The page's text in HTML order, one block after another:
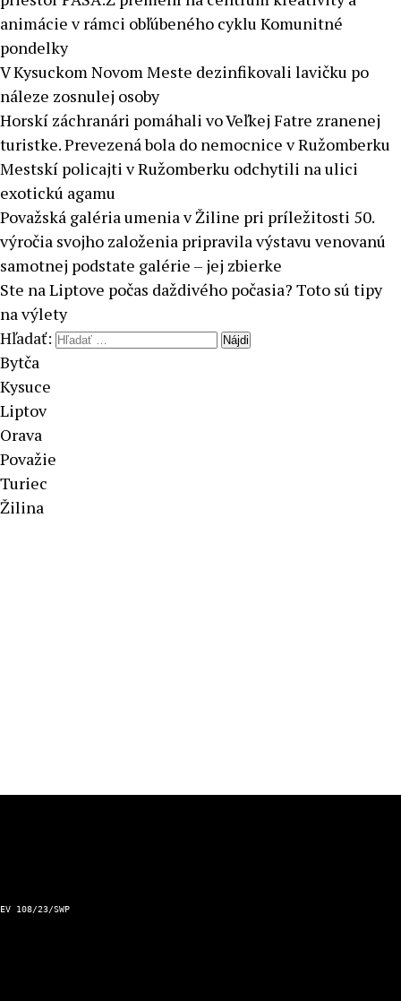
animácie v rámci obľúbeného cyklu Komunitné
pondelky
V Kysuckom Novom Meste dezinfikovali lavičku po
náleze zosnulej osoby
Horskí záchranári pomáhali vo Veľkej Fatre zranenej
turistke. Prevezená bola do nemocnice v Ružomberku
Mestskí policajti v Ružomberku odchytili na ulici
exotickú agamu
Považská galéria umenia v Žiline pri príležitosti 50.
výročia svojho založenia pripravila výstavu venovanú
samotnej podstate galérie – jej zbierke
Ste na Liptove počas daždivého počasia? Toto sú tipy
na výlety
Hľadať:
Bytča
Kysuce
Liptov
Orava
Považie
Turiec
Žilina
EV 108/23/SWP